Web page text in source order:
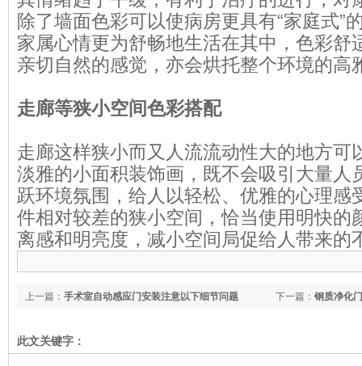
除了墙面色彩可以使病房更具有“家庭式”
家属心情更为舒畅地生活在其中，色彩舒
亲切自然的感觉，亦会烘托整个环境的高
走廊等狭小空间色彩搭配
走廊这样狭小而又人流流动性大的地方可
淡雅的小面积装饰画，既不会吸引大量人
跃环境氛围，给人以轻松、优雅的心理感
件相对较差的狭小空间，恰当使用明快的
离感和明亮度，减小空间局促给人带来的
下一篇： 钢质净化
上一篇： 手术室自动感应门安装注意以下细节问题
此文关键字：